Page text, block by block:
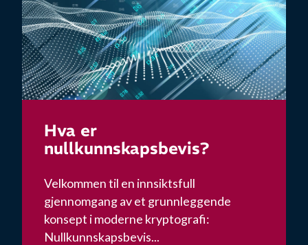
Hva er
nullkunnskapsbevis?
Velkommen til en innsiktsfull
gjennomgang av et grunnleggende
konsept i moderne kryptografi:
Nullkunnskapsbevis...